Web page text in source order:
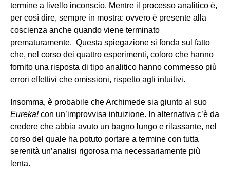
termine a livello inconscio. Mentre il processo analitico è,
per così dire, sempre in mostra: ovvero è presente alla
coscienza anche quando viene terminato
prematuramente. Questa spiegazione si fonda sul fatto
che, nel corso dei quattro esperimenti, coloro che hanno
fornito una risposta di tipo analitico hanno commesso più
errori effettivi che omissioni, rispetto agli intuitivi.
Insomma, è probabile che Archimede sia giunto al suo
Eureka!con un’improvvisa intuizione. In alternativa c’è da
credere che abbia avuto un bagno lungo e rilassante, nel
corso del quale ha potuto portare a termine con tutta
serenità un’analisi rigorosa ma necessariamente più
lenta.